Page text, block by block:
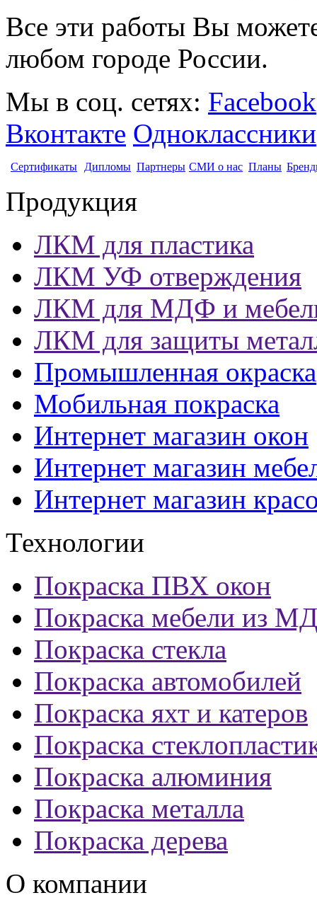
Все эти работы Вы
любом городе России.
Мы в соц. сетях: Facebook
Вконтакте Одноклассники
Сертификаты Дипломы Партнеры СМИ о нас Планы
Продукция
ЛКМ для пластика
ЛКМ УФ отверждения
ЛКМ для МДФ и
ЛКМ для защиты
Промышленная окраска
Мобильная покраска
Интернет магазин окон
Интернет магазин
Интернет магазин
Технологии
Покраска ПВХ окон
Покраска мебели из
Покраска стекла
Покраска автомобилей
Покраска яхт и катеров
Покраска
Покраска алюминия
Покраска металла
Покраска дерева
О компании